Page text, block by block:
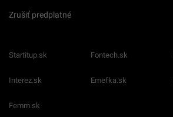
Zrušiť predplatné
Startitup.sk Fontech.sk
Interez.sk Emefka.sk
Femm.sk